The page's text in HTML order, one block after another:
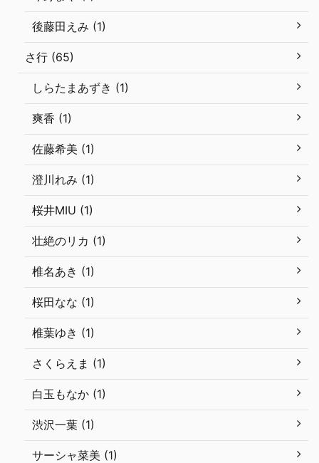
後藤田えみ (1)
さ行 (65)
しらたまあずき (1)
爽香 (1)
佐藤希美 (1)
澄川れみ (1)
桜井MIU (1)
壮絶のリカ (1)
椎名あき (1)
桜田なな (1)
椎葉ゆき (1)
さくらえま (1)
白玉もなか (1)
渋沢一葉 (1)
サーシャ菜美 (1)